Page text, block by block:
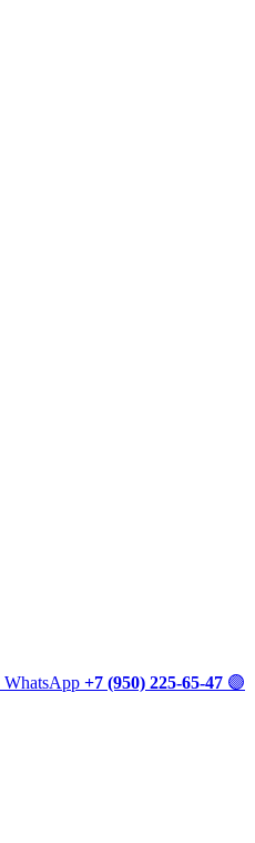
WhatsApp +7 (950) 225-65-47 🟣